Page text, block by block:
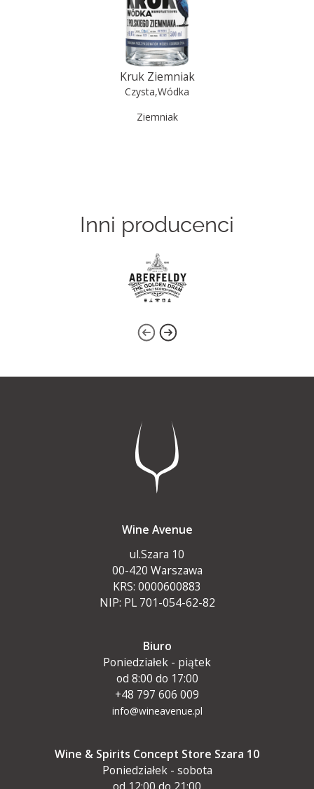
Kruk Ziemniak
Czysta,Wódka
Ziemniak
Inni producenci
Wine Avenue
ul.Szara 10
00-420 Warszawa
KRS: 0000600883
NIP: PL 701-054-62-82
Biuro
Poniedziałek - piątek
od 8:00 do 17:00
+48 797 606 009
info@wineavenue.pl
Wine & Spirits Concept Store Szara 10
Poniedziałek - sobota